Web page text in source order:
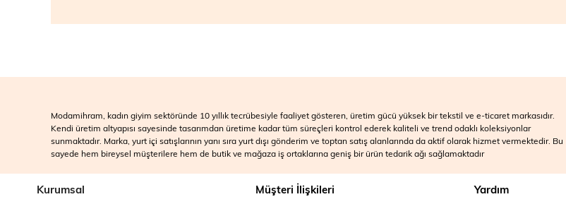
Modamihram, kadın giyim sektöründe 10 yıllık tecrübesiyle faaliyet gösteren, üretim gücü yüksek bir tekstil ve e-ticaret markasıdır.
Kendi üretim altyapısı sayesinde tasarımdan üretime kadar tüm süreçleri kontrol ederek kaliteli ve trend odaklı koleksiyonlar
sunmaktadır. Marka, yurt içi satışlarının yanı sıra yurt dışı gönderim ve toptan satış alanlarında da aktif olarak hizmet vermektedir. Bu
sayede hem bireysel müşterilere hem de butik ve mağaza iş ortaklarına geniş bir ürün tedarik ağı sağlamaktadır
Kurumsal Müşteri İlişkileri Yardım